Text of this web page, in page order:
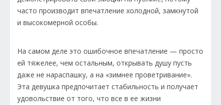
часто производит впечатление холодной, замкнутой
и высокомерной особы.
На самом деле это ошибочное впечатление — просто
ей тяжелее, чем остальным, открывать душу пусть
даже не нараспашку, а на «зимнее проветривание».
Эта девушка предпочитает стабильность и получает
удовольствие от того, что все в ее жизни